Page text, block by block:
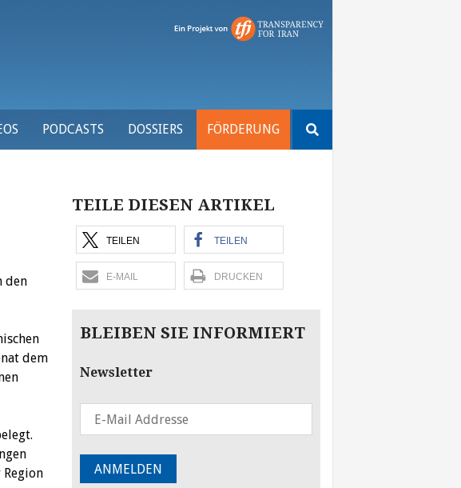
PODCASTS DOSSIERS FÖRDERUNG
nach:
den
dem
TEILE DIESEN ARTIKEL
TEILEN TEILEN
E-MAIL DRUCKEN
BLEIBEN SIE INFORMIERT
Newsletter